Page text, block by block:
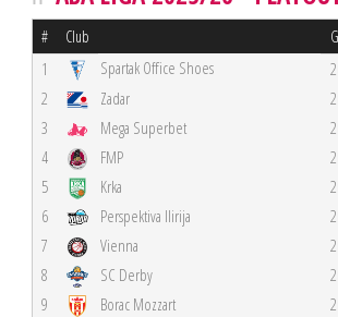
# Club
1 Spartak Office Shoes
2
Zadar
3
Mega Superbet
4
FMP
5
Krka
6
Perspektiva Ilirija
7
Vienna
8
SC Derby
9
Borac Mozzart